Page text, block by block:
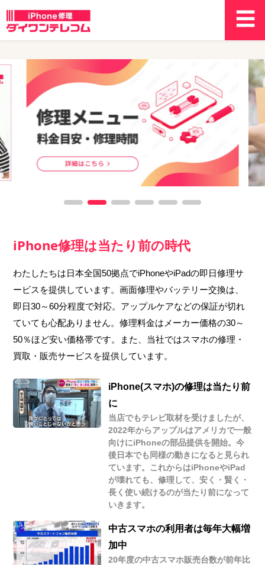
iPhone修理は当たり前の時代
わたしたちは日本全国50拠点でiPhoneやiPadの即日修理サ
ービスを提供しています。画面修理やバッテリー交換は、
即日30～60分程度で対応。アップルケアなどの保証が切れ
ていても心配ありません。修理料金はメーカー価格の30～
50％ほど安い価格帯です。また、当社ではスマホの修理・
買取・販売サービスを提供しています。
iPhone(スマホ)の修理は当たり前
に
当店でもテレビ取材を受けましたが、
2022年からアップルはアメリカで一般
向けにiPhoneの部品提供を開始。今
後日本でも同様の動きになると見られ
ています。これからはiPhoneやiPad
が壊れても、修理して、安く・賢く・
長く使い続けるのが当たり前になって
いきます。
中古スマホの利用者は毎年大幅増
加中
20年度の中古スマホ販売台数が前年比